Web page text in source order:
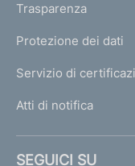
Trasparenza
Protezione dei dati
Servizio di
Atti di notifica
SEGUICI SU